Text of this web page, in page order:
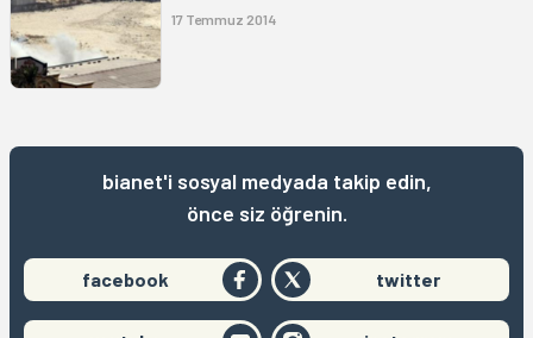
17 Temmuz 2014
bianet'i sosyal medyada takip edin,
önce siz öğrenin.
facebook twitter